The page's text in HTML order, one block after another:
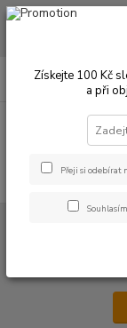
CHCETE NAKOUPIT
+420 773 794 023
Pondělí-pátek 9-16 hodin
Získejte 100 Kč
a při
Přeji si odebírat